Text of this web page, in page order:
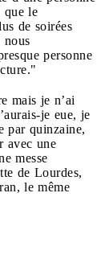
que le
de soirées
nous
personne
mais je n’ai
je eue, je
par quinzaine,
avec une
messe
de Lourdes,
le même